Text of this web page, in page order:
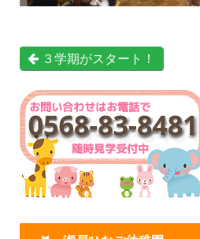
３学期がスタート！